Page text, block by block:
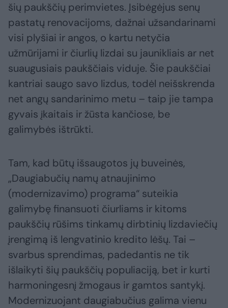
šių paukščių perimvietes. Įsibėgėjus senų
pastatų renovacijoms, dažnai užsandarinami
visi plyšiai ir angos, o kartu netyčia
užmūrijami ir čiurlių lizdai su jaunikliais ar net
suaugusiais paukščiais viduje. Šie paukščiai
kantriai saugo savo lizdus, todėl neišskrenda
net angų sandarinimo metu – taip jie tampa
gyvais įkaitais ir žūsta kančiose, be
galimybės ištrūkti.
Tam, kad būtų išsaugotos jų buveinės,
„Daugiabučių namų atnaujinimo
(modernizavimo) programa“ suteikia
galimybę finansuoti čiurliams ir kitoms
paukščių rūšims tinkamų dirbtinių lizdaviečių
įrengimą iš lengvatinio kredito lėšų. Tai –
svarbus sprendimas, padedantis ne tik
išlaikyti šių paukščių populiaciją, bet ir kurti
harmoningesnį žmogaus ir gamtos santykį.
Modernizuojant daugiabučius galima vienu